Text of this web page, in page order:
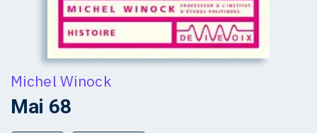
Michel Winock
Mai 68